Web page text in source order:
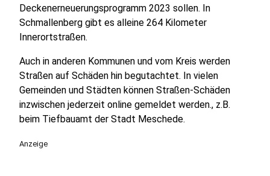
Deckenerneuerungsprogramm 2023 sollen. In
Schmallenberg gibt es alleine 264 Kilometer
Innerortstraßen.
Auch in anderen Kommunen und vom Kreis werden
Straßen auf Schäden hin begutachtet. In vielen
Gemeinden und Städten können Straßen-Schäden
inzwischen jederzeit online gemeldet werden., z.B.
beim Tiefbauamt der Stadt Meschede.
Anzeige